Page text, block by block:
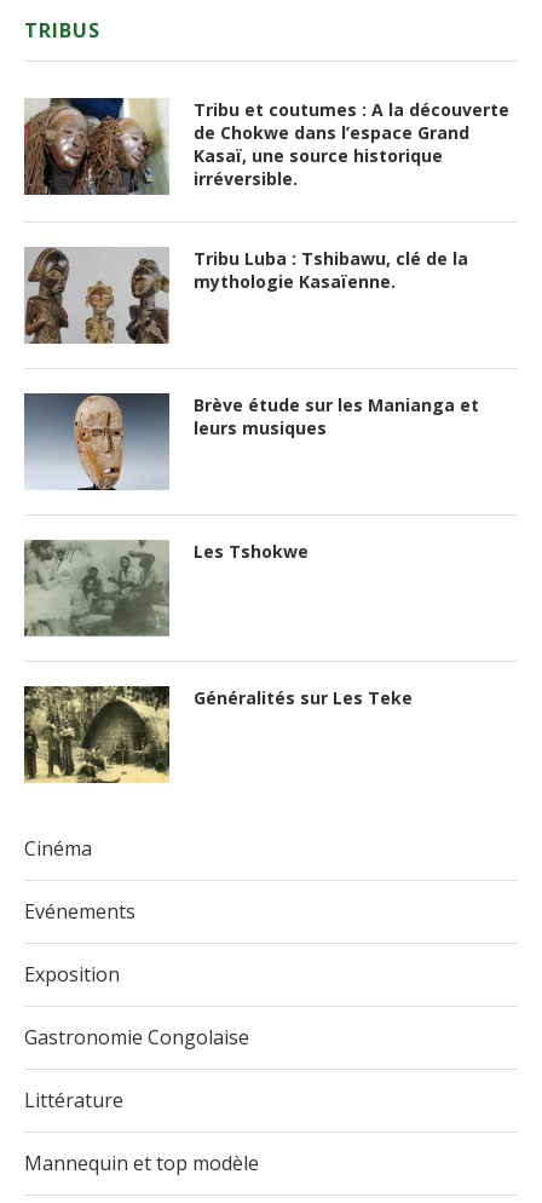
TRIBUS
Tribu et coutumes : A la découverte
de Chokwe dans l’espace Grand
Kasaï, une source historique
irréversible.
Tribu Luba : Tshibawu, clé de la
mythologie Kasaïenne.
Brève étude sur les Manianga et
leurs musiques
Les Tshokwe
Généralités sur Les Teke
Cinéma
Evénements
Exposition
Gastronomie Congolaise
Littérature
Mannequin et top modèle